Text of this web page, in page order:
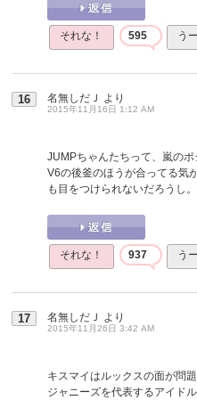
それな！ 595 う
16 名無しだＪ より
2015年11月16日 1:12 AM
JUMPちゃんたちって、嵐の
V6の後釜のほうが合ってる気
も目をつけられないだろうし。
それな！ 937 う
17 名無しだＪ より
2015年11月26日 3:42 AM
キスマイはルックスの面が問
ジャニーズを代表するアイド